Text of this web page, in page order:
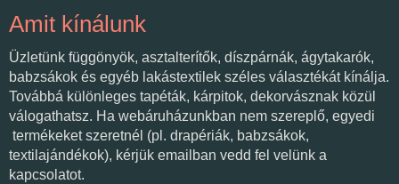
Amit kínálunk
Üzletünk függönyök, asztalterítők, díszpárnák, ágytakarók,
babzsákok és egyéb lakástextilek széles választékát kínálja.
Továbbá különleges tapéták, kárpitok, dekorvásznak közül
válogathatsz. Ha webáruházunkban nem szereplő, egyedi
termékeket szeretnél (pl. drapériák, babzsákok,
textilajándékok), kérjük emailban vedd fel velünk a
kapcsolatot.